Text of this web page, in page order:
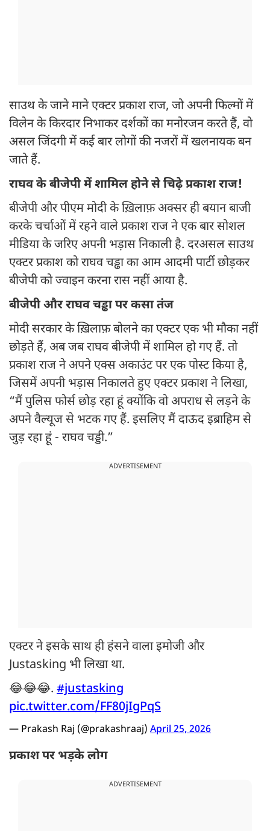
साउथ के जाने माने एक्टर प्रकाश राज, जो अपनी फिल्मों में
विलेन के किरदार निभाकर दर्शकों का मनोरजन करते हैं, वो
असल जिंदगी में कई बार लोगों की नजरों में खलनायक बन
जाते हैं.
राघव के बीजेपी में शामिल होने से चिढ़े प्रकाश राज!
बीजेपी और पीएम मोदी के ख़िलाफ़ अक्सर ही बयान बाजी
करके चर्चाओं में रहने वाले प्रकाश राज ने एक बार सोशल
मीडिया के जरिए अपनी भड़ास निकाली है. दरअसल साउथ
एक्टर प्रकाश को राघव चड्ढा का आम आदमी पार्टी छोड़कर
बीजेपी को ज्वाइन करना रास नहीं आया है.
बीजेपी और राघव चड्ढा पर कसा तंज
मोदी सरकार के ख़िलाफ़ बोलने का एक्टर एक भी मौका नहीं
छोड़ते हैं, अब जब राघव बीजेपी में शामिल हो गए हैं. तो
प्रकाश राज ने अपने एक्स अकाउंट पर एक पोस्ट किया है,
जिसमें अपनी भड़ास निकालते हुए एक्टर प्रकाश ने लिखा,
“मैं पुलिस फोर्स छोड़ रहा हूं क्योंकि वो अपराध से लड़ने के
अपने वैल्यूज से भटक गए हैं. इसलिए मैं दाऊद इब्राहिम से
जुड़ रहा हूं - राघव चड्डी.”
ADVERTISEMENT
एक्टर ने इसके साथ ही हंसने वाला इमोजी और
Justasking भी लिखा था.
😂😂😂. #justasking
pic.twitter.com/FF80jIgPqS
— Prakash Raj (@prakashraaj) April 25, 2026
प्रकाश पर भड़के लोग
ADVERTISEMENT